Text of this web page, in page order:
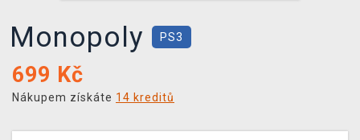
Monopoly PS3
699 Kč
Nákupem získáte 14 kreditů